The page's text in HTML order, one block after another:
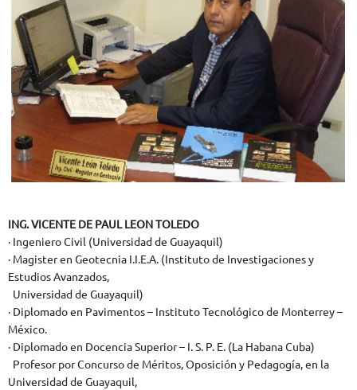
ING. VICENTE DE PAUL LEON TOLEDO
· Ingeniero Civil (Universidad de Guayaquil)
· Magister en Geotecnia I.I.E.A. (Instituto de Investigaciones y
Estudios Avanzados,
Universidad de Guayaquil)
· Diplomado en Pavimentos – Instituto Tecnológico de Monterrey –
México.
· Diplomado en Docencia Superior – I. S. P. E. (La Habana Cuba)
Profesor por Concurso de Méritos, Oposición y Pedagogía, en la
Universidad de Guayaquil,